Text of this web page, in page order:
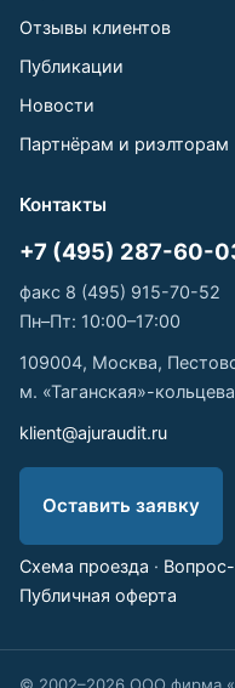
Отзывы клиентов
Публикации
Новости
Партнёрам и риэлторам
Контакты
+7 (495) 287-60-
факс 8 (495) 915-70-52
Пн–Пт: 10:00–17:00
109004, Москва,
м. «Таганская»-
klient@ajuraudit.ru
Оставить заявку
Схема проезда ·
Публичная оферта